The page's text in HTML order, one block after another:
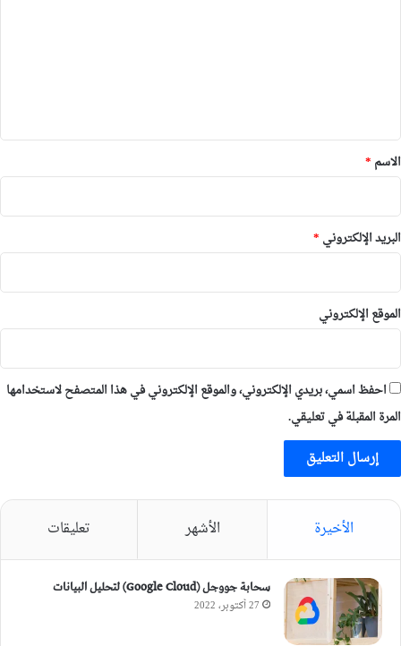
*
الاسم *
البريد الإلكتروني *
الموقع الإلكتروني
احفظ اسمي، بريدي الإلكتروني، والموقع الإلكتروني في هذا المتصفح لاستخدامها
المرة المقبلة في تعليقي.
الأخيرة الأشهر تعليقات
سحابة جووجل (Google Cloud) لتحليل البيانات
27 أكتوبر، 2022